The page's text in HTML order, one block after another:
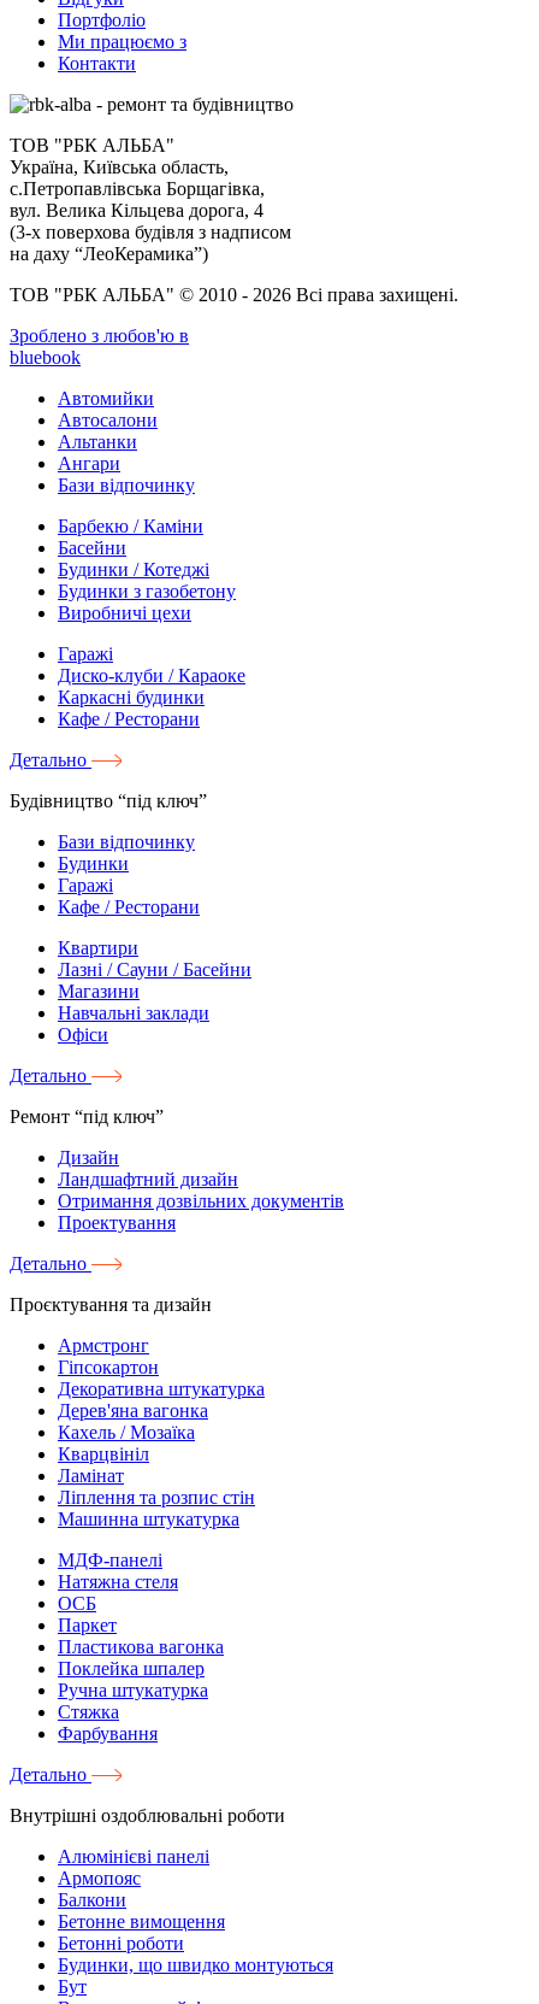
Портфоліо
Ми працюємо з
Контакти
ТОВ "РБК АЛЬБА"
Україна, Київська область,
с.Петропавлівська Борщагівка,
вул. Велика Кільцева дорога, 4
(3-х поверхова будівля з надписом
на даху “ЛеоКерамика”)
ТОВ "РБК АЛЬБА" © 2010 - 2026 Всі права захищені.
Зроблено з любов'ю в
bluebook
Автомийки
Автосалони
Альтанки
Ангари
Бази відпочинку
Барбекю / Каміни
Басейни
Будинки / Котеджі
Будинки з газобетону
Виробничі цехи
Гаражі
Диско-клуби / Караоке
Каркасні будинки
Кафе / Ресторани
Детально
Будівництво “під ключ”
Бази відпочинку
Будинки
Гаражі
Кафе / Ресторани
Квартири
Лазні / Сауни / Басейни
Магазини
Навчальні заклади
Офіси
Детально
Ремонт “під ключ”
Дизайн
Ландшафтний дизайн
Отримання дозвільних документів
Проектування
Детально
Проєктування та дизайн
Армстронг
Гіпсокартон
Декоративна штукатурка
Дерев'яна вагонка
Кахель / Мозаїка
Кварцвініл
Ламінат
Ліплення та розпис стін
Машинна штукатурка
МДФ-панелі
Натяжна стеля
ОСБ
Паркет
Пластикова вагонка
Поклейка шпалер
Ручна штукатурка
Стяжка
Фарбування
Детально
Внутрішні оздоблювальні роботи
Алюмінієві панелі
Армопояс
Балкони
Бетонне вимощення
Бетонні роботи
Будинки, що швидко монтуються
Бут